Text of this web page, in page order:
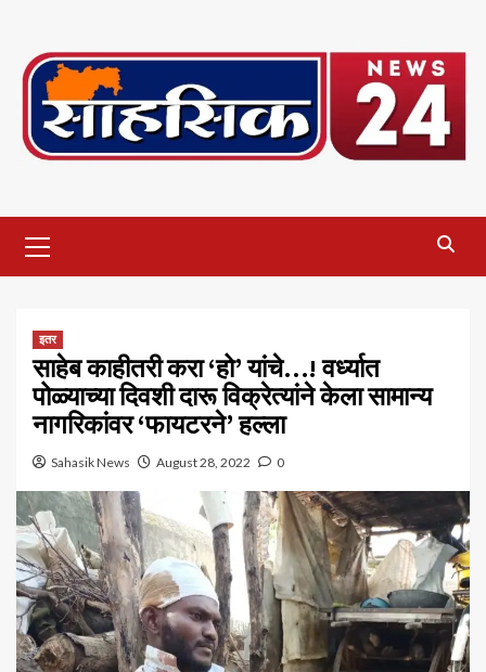
content
Menu
इतर
साहेब काहीतरी करा ‘हो’ यांचे…! वर्ध्यात
पोळ्याच्या दिवशी दारू विक्रेत्यांने केला सामान्य
नागरिकांवर ‘फायटरने’ हल्ला
Sahasik News August 28, 2022 0